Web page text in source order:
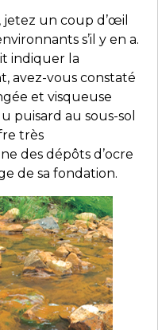
jetez un coup d’œil
s’il y en a.
indiquer la
avez-vous constaté
et visqueuse
puisard au sous-sol
très
des dépôts d’ocre
de sa fondation.